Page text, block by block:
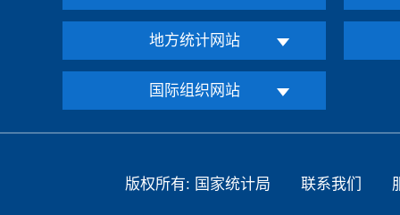
地方统计网站
国际组织网站
版权所有: 国家统计局 联系我们